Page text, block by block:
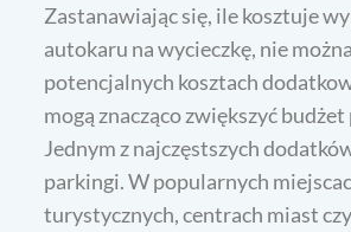
Zastanawiając się, ile kosztuje
autokaru na wycieczkę, nie
potencjalnych kosztach
mogą znacząco zwiększyć
Jednym z najczęstszych
parkingi. W popularnych
turystycznych, centrach miast